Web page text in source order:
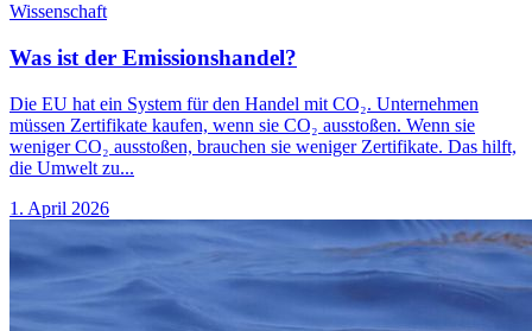
Wissenschaft
Was ist der Emissionshandel?
Die EU hat ein System für den Handel mit CO₂. Unternehmen
müssen Zertifikate kaufen, wenn sie CO₂ ausstoßen. Wenn sie
weniger CO₂ ausstoßen, brauchen sie weniger Zertifikate. Das hilft,
die Umwelt zu...
1. April 2026